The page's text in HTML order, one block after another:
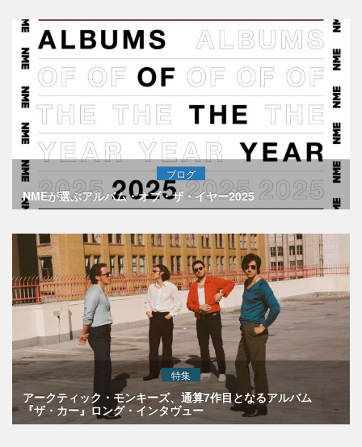
ブログ
NMEが選ぶアルバム・オブ・ザ・イヤー2025
特集
アークティック・モンキーズ、通算7作目となるアルバム
『ザ・カー』ロング・インタヴュー